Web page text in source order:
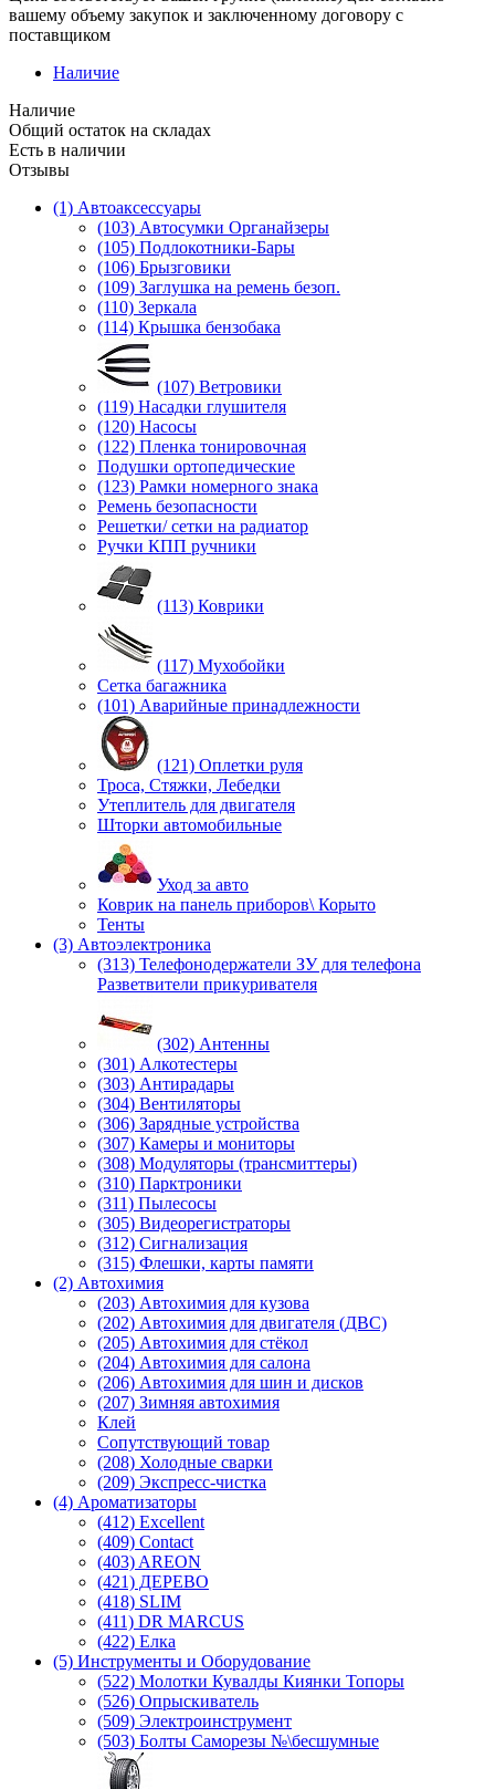
вашему объему закупок и заключенному договору с
поставщиком
Наличие
Наличие
Общий остаток на складах
Есть в наличии
Отзывы
(1) Автоаксессуары
(103) Автосумки Органайзеры
(105) Подлокотники-Бары
(106) Брызговики
(109) Заглушка на ремень безоп.
(110) Зеркала
(114) Крышка бензобака
(107) Ветровики
(119) Насадки глушителя
(120) Насосы
(122) Пленка тонировочная
Подушки ортопедические
(123) Рамки номерного знака
Ремень безопасности
Решетки/ сетки на радиатор
Ручки КПП ручники
(113) Коврики
(117) Мухобойки
Сетка багажника
(101) Аварийные принадлежности
(121) Оплетки руля
Троса, Стяжки, Лебедки
Утеплитель для двигателя
Шторки автомобильные
Уход за авто
Коврик на панель приборов\ Корыто
Тенты
(3) Автоэлектроника
(313) Телефонодержатели ЗУ для телефона
Разветвители прикуривателя
(302) Антенны
(301) Алкотестеры
(303) Антирадары
(304) Вентиляторы
(306) Зарядные устройства
(307) Камеры и мониторы
(308) Модуляторы (трансмиттеры)
(310) Парктроники
(311) Пылесосы
(305) Видеорегистраторы
(312) Сигнализация
(315) Флешки, карты памяти
(2) Автохимия
(203) Автохимия для кузова
(202) Автохимия для двигателя (ДВС)
(205) Автохимия для стёкол
(204) Автохимия для салона
(206) Автохимия для шин и дисков
(207) Зимняя автохимия
Клей
Сопутствующий товар
(208) Холодные сварки
(209) Экспреcс-чистка
(4) Ароматизаторы
(412) Excellent
(409) Contact
(403) AREON
(421) ДЕРЕВО
(418) SLIM
(411) DR MARCUS
(422) Елка
(5) Инструменты и Оборудование
(522) Молотки Кувалды Киянки Топоры
(526) Опрыскиватель
(509) Электроинструмент
(503) Болты Саморезы №\бесшумные